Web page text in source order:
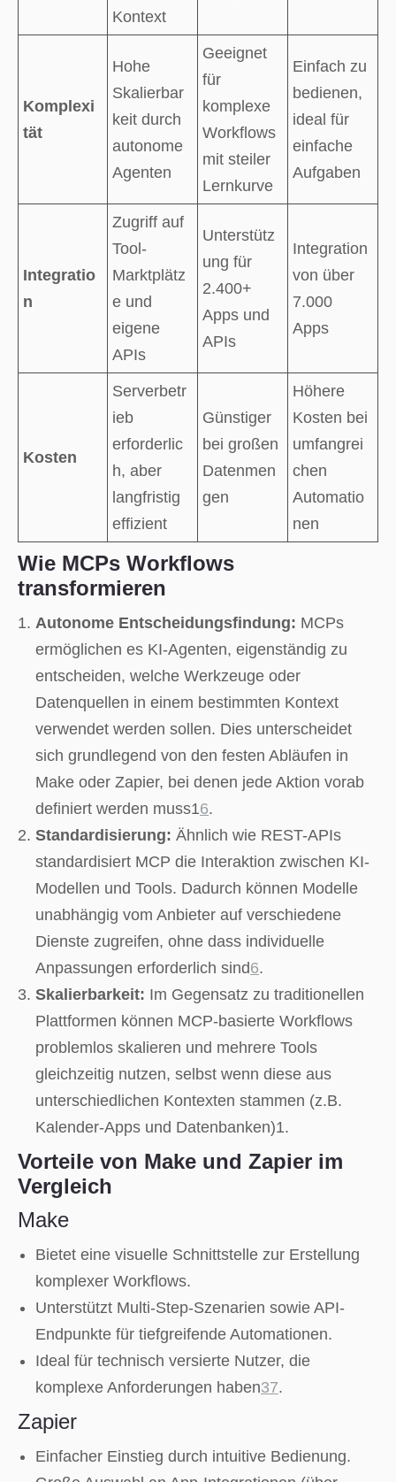
Kontext
Komplexi
tät
Hohe
Skalierbar
keit durch
autonome
Agenten
Geeignet
für
komplexe
Workflows
mit steiler
Lernkurve
Einfach zu
bedienen,
ideal für
einfache
Aufgaben
Integratio
n
Zugriff auf
Tool-
Marktplätz
e und
eigene
APIs
Unterstütz
ung für
2.400+
Apps und
APIs
Integration
von über
7.000
Apps
Kosten
Serverbetr
ieb
erforderlic
h, aber
langfristig
effizient
Günstiger
bei großen
Datenmen
gen
Höhere
Kosten bei
umfangrei
chen
Automatio
nen
Wie MCPs Workflows
transformieren
Autonome Entscheidungsfindung: MCPs
ermöglichen es KI-Agenten, eigenständig zu
entscheiden, welche Werkzeuge oder
Datenquellen in einem bestimmten Kontext
verwendet werden sollen. Dies unterscheidet
sich grundlegend von den festen Abläufen in
Make oder Zapier, bei denen jede Aktion vorab
definiert werden muss16.
Standardisierung: Ähnlich wie REST-APIs
standardisiert MCP die Interaktion zwischen KI-
Modellen und Tools. Dadurch können Modelle
unabhängig vom Anbieter auf verschiedene
Dienste zugreifen, ohne dass individuelle
Anpassungen erforderlich sind6.
Skalierbarkeit: Im Gegensatz zu traditionellen
Plattformen können MCP-basierte Workflows
problemlos skalieren und mehrere Tools
gleichzeitig nutzen, selbst wenn diese aus
unterschiedlichen Kontexten stammen (z.B.
Kalender-Apps und Datenbanken)1.
Vorteile von Make und Zapier im
Vergleich
Make
Bietet eine visuelle Schnittstelle zur Erstellung
komplexer Workflows.
Unterstützt Multi-Step-Szenarien sowie API-
Endpunkte für tiefgreifende Automationen.
Ideal für technisch versierte Nutzer, die
komplexe Anforderungen haben37.
Zapier
Einfacher Einstieg durch intuitive Bedienung.